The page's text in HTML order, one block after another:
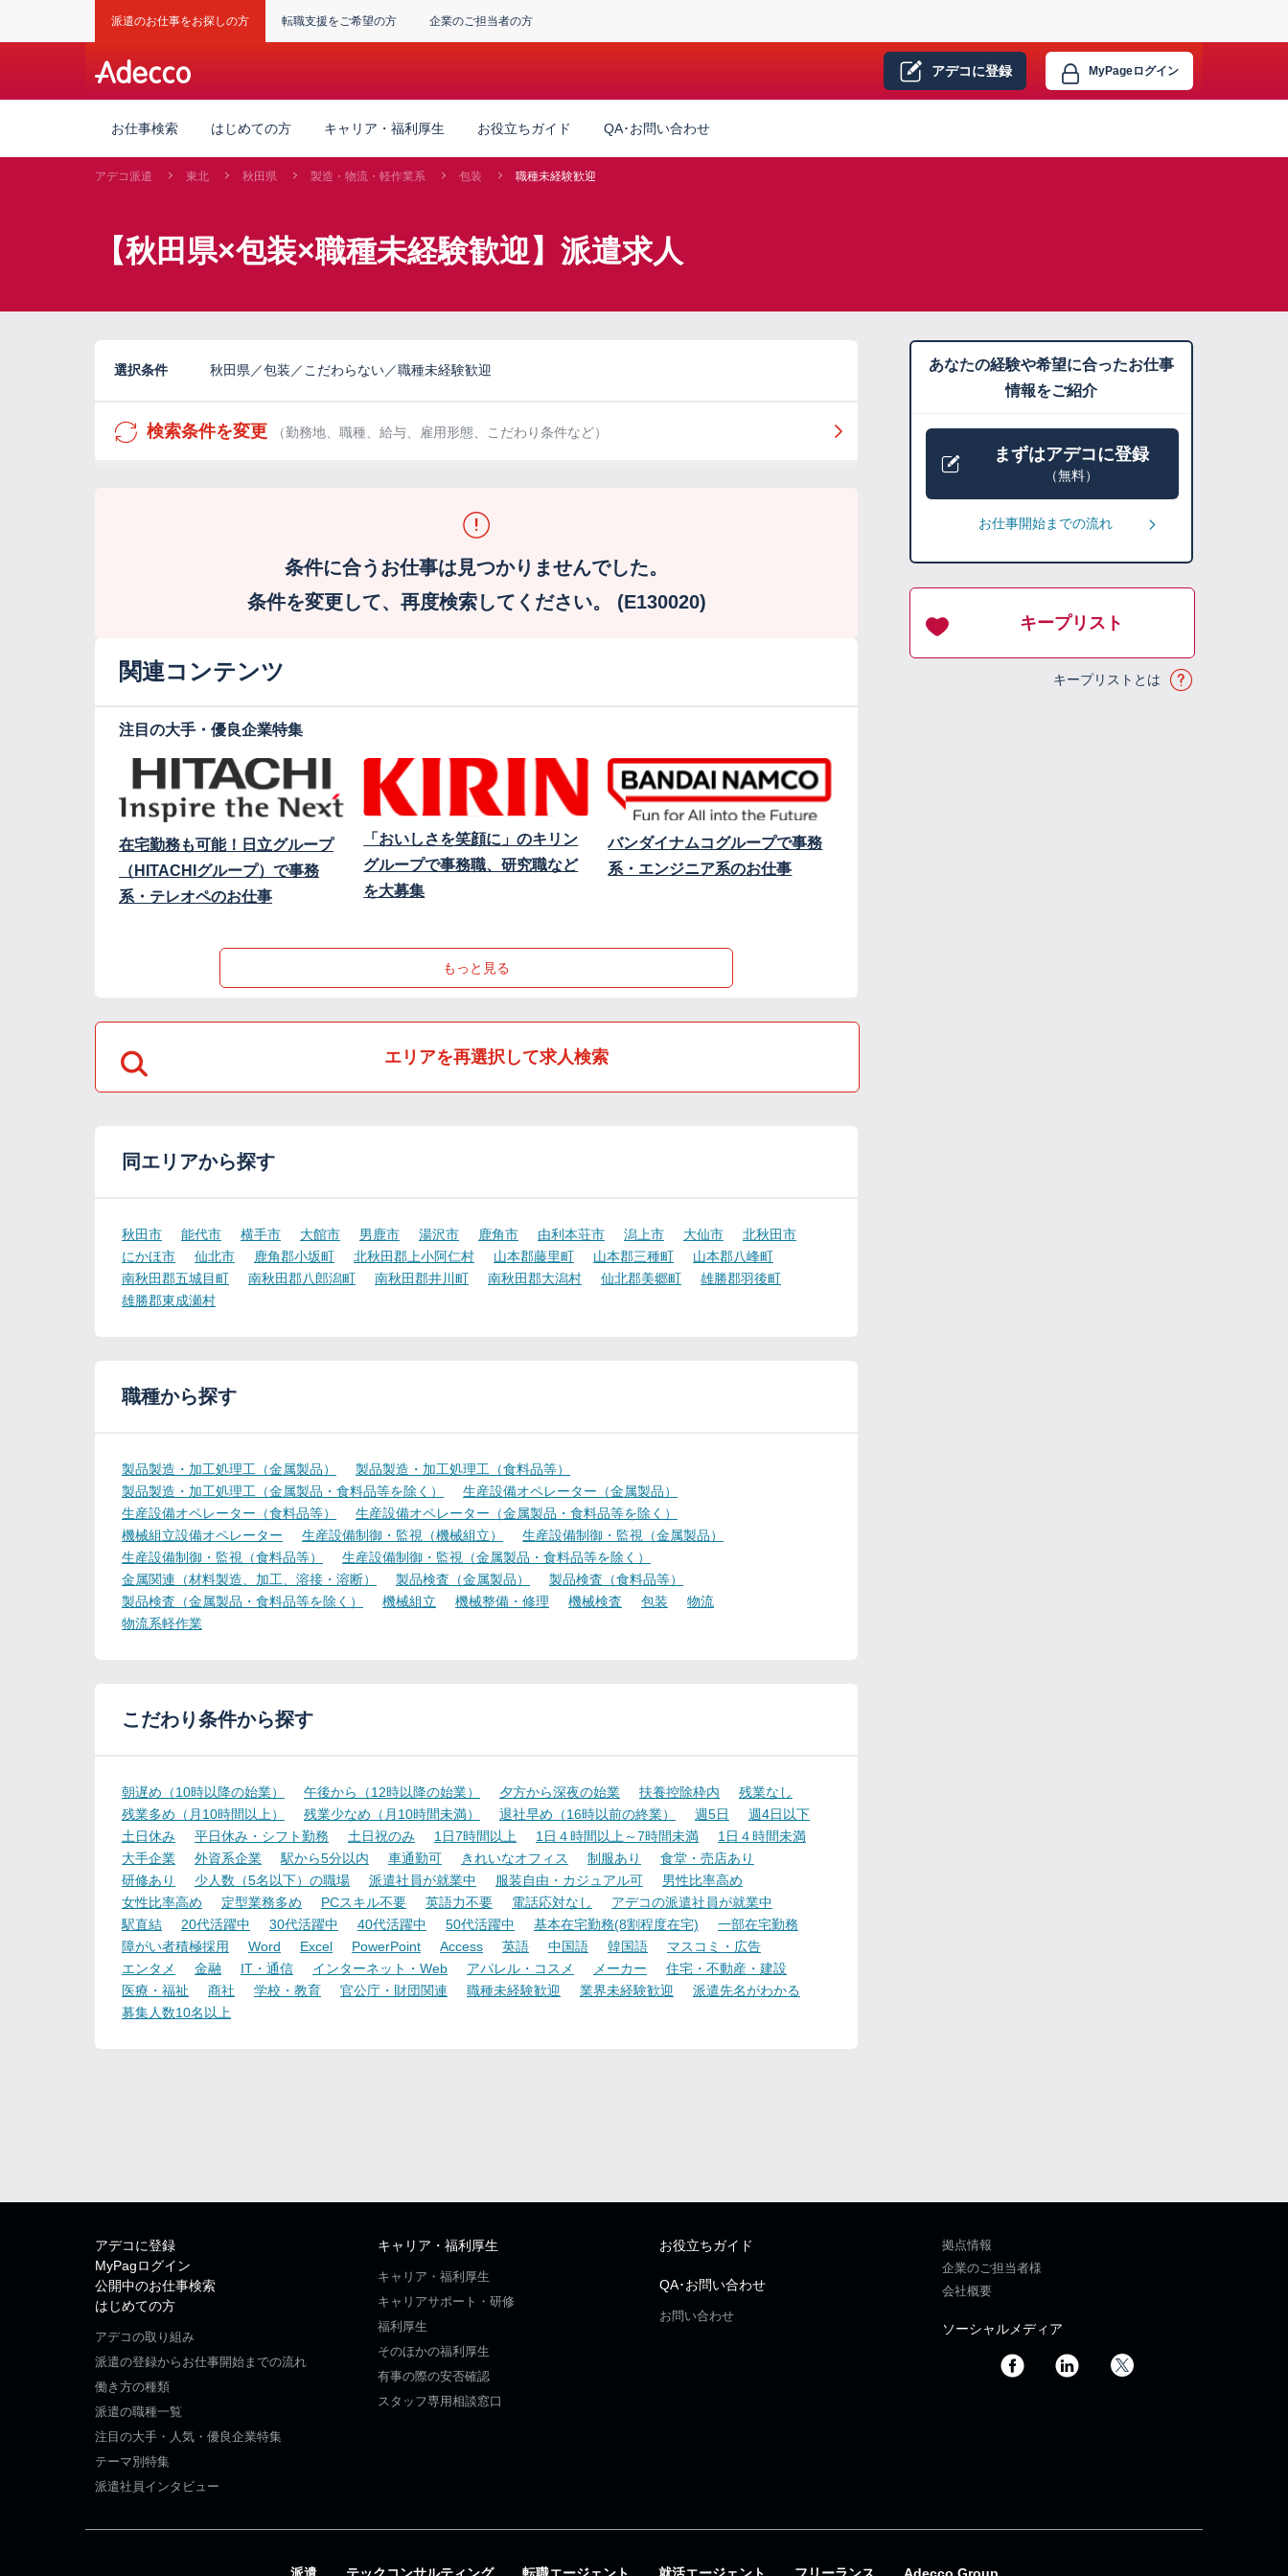
派遣のお仕事をお探しの方 転職支援をご希望の方 企業のご担当者の方
アデコに登録 MyPageログイン
お仕事検索 はじめての方 キャリア・福利厚生 お役立ちガイド QA･お問い合わせ
アデコ派遣 東北 秋田県 製造・物流・軽作業系 包装 職種未経験歓迎
【秋田県×包装×職種未経験歓迎】派遣求人
選択条件 秋田県／包装／こだわらない／職種未経験歓迎
検索条件を変更 （勤務地、職種、給与、雇用形態、こだわり条件など）
条件に合うお仕事は見つかりませんでした。
条件を変更して、再度検索してください。 (E130020)
関連コンテンツ
注目の大手・優良企業特集
在宅勤務も可能！日立グループ
（HITACHIグループ）で事務
系・テレオペのお仕事
「おいしさを笑顔に」のキリン
グループで事務職、研究職など
を大募集
バンダイナムコグループで事務
系・エンジニア系のお仕事
もっと見る
エリアを再選択して求人検索
同エリアから探す
秋田市 能代市 横手市 大館市 男鹿市 湯沢市 鹿角市 由利本荘市 潟上市 大仙市
北秋田市
にかほ市
仙北市 鹿角郡小坂町 北秋田郡上小阿仁村 山本郡藤里町 山本郡三種町
山本郡八峰町
南秋田郡五城目町
南秋田郡八郎潟町 南秋田郡井川町 南秋田郡大潟村 仙北郡美郷町
雄勝郡羽後町
雄勝郡東成瀬村
職種から探す
製品製造・加工処理工（金属製品）
製品製造・加工処理工（食料品等）
製品製造・加工処理工（金属製品・食料品等を除く）
生産設備オペレーター（金属製品）
生産設備オペレーター（食料品等）
生産設備オペレーター（金属製品・食料品等を除く）
機械組立設備オペレーター
生産設備制御・監視（機械組立）
生産設備制御・監視（金属製品）
生産設備制御・監視（食料品等）
生産設備制御・監視（金属製品・食料品等を除く）
金属関連（材料製造、加工、溶接・溶断）
製品検査（金属製品）
製品検査（食料品等）
製品検査（金属製品・食料品等を除く）
機械組立 機械整備・修理 機械検査 包装
物流
物流系軽作業
こだわり条件から探す
朝遅め（10時以降の始業） 午後から（12時以降の始業） 夕方から深夜の始業 扶養控除枠内
残業なし
残業多め（月10時間以上）
残業少なめ（月10時間未満） 退社早め（16時以前の終業） 週5日
週4日以下
土日休み
平日休み・シフト勤務 土日祝のみ 1日7時間以上 1日４時間以上～7時間未満
1日４時間未満
大手企業
外資系企業 駅から5分以内 車通勤可 きれいなオフィス 制服あり
食堂・売店あり
研修あり
少人数（5名以下）の職場 派遣社員が就業中 服装自由・カジュアル可
男性比率高め
女性比率高め
定型業務多め PCスキル不要 英語力不要 電話応対なし
アデコの派遣社員が就業中
駅直結
20代活躍中 30代活躍中 40代活躍中 50代活躍中 基本在宅勤務(8割程度在宅)
一部在宅勤務
障がい者積極採用
Word Excel PowerPoint Access 英語 中国語 韓国語
マスコミ・広告
エンタメ
金融 IT・通信 インターネット・Web アパレル・コスメ メーカー
住宅・不動産・建設
医療・福祉
商社 学校・教育 官公庁・財団関連 職種未経験歓迎 業界未経験歓迎
派遣先名がわかる
募集人数10名以上
あなたの経験や希望に合ったお仕事
情報をご紹介
まずはアデコに登録
（無料）
お仕事開始までの流れ
キープリスト
キープリストとは
アデコに登録
MyPagログイン
公開中のお仕事検索
はじめての方
アデコの取り組み
派遣の登録からお仕事開始までの流れ
働き方の種類
派遣の職種一覧
注目の大手・人気・優良企業特集
テーマ別特集
派遣社員インタビュー
キャリア・福利厚生
キャリア・福利厚生
キャリアサポート・研修
福利厚生
そのほかの福利厚生
有事の際の安否確認
スタッフ専用相談窓口
お役立ちガイド
QA･お問い合わせ
お問い合わせ
拠点情報
企業のご担当者様
会社概要
ソーシャルメディア